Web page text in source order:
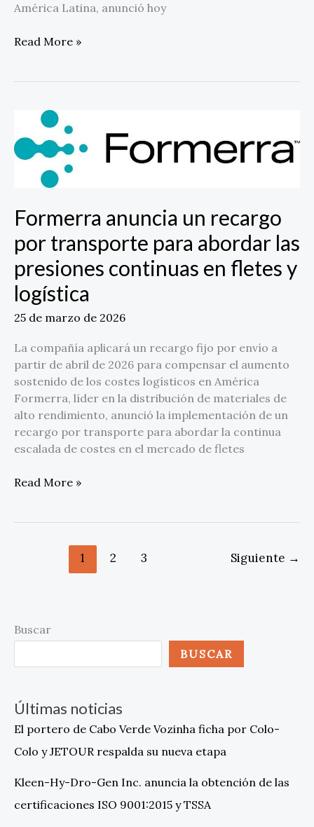
América Latina, anunció hoy
Read More »
Formerra anuncia un recargo
por transporte para abordar las
presiones continuas en fletes y
logística
25 de marzo de 2026
La compañía aplicará un recargo fijo por envío a
partir de abril de 2026 para compensar el aumento
sostenido de los costes logísticos en América
Formerra, líder en la distribución de materiales de
alto rendimiento, anunció la implementación de un
recargo por transporte para abordar la continua
escalada de costes en el mercado de fletes
Formerra
anuncia
un
recargo
para
abordar
las
presiones
continuas
en
fletes
logística
Read More »
1 2 3 Siguiente →
Buscar
BUSCAR
Últimas noticias
El portero de Cabo Verde Vozinha ficha por Colo-
Colo y JETOUR respalda su nueva etapa
Kleen-Hy-Dro-Gen Inc. anuncia la obtención de las
certificaciones ISO 9001:2015 y TSSA